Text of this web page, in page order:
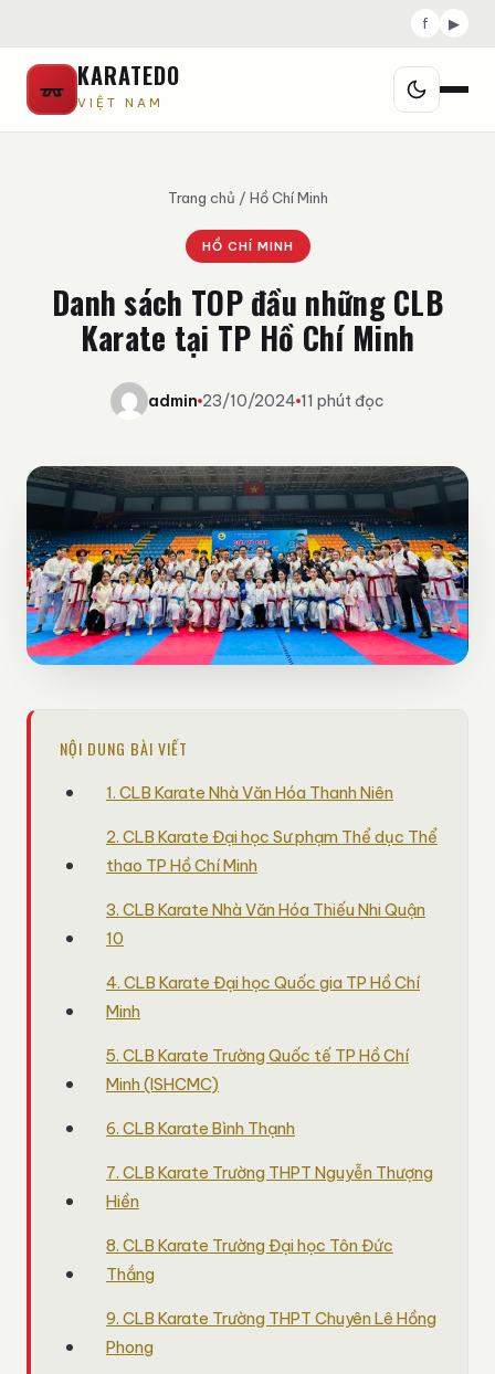
f ▶
KARATEDO
VIỆT NAM
Trang chủ / Hồ Chí Minh
HỒ CHÍ MINH
Danh sách TOP đầu những CLB
Karate tại TP Hồ Chí Minh
admin 23/10/2024 11 phút đọc
NỘI DUNG BÀI VIẾT
1. CLB Karate Nhà Văn Hóa Thanh Niên
2. CLB Karate Đại học Sư phạm Thể dục Thể
thao TP Hồ Chí Minh
3. CLB Karate Nhà Văn Hóa Thiếu Nhi Quận
10
4. CLB Karate Đại học Quốc gia TP Hồ Chí
Minh
5. CLB Karate Trường Quốc tế TP Hồ Chí
Minh (ISHCMC)
6. CLB Karate Bình Thạnh
7. CLB Karate Trường THPT Nguyễn Thượng
Hiền
8. CLB Karate Trường Đại học Tôn Đức
Thắng
9. CLB Karate Trường THPT Chuyên Lê Hồng
Phong